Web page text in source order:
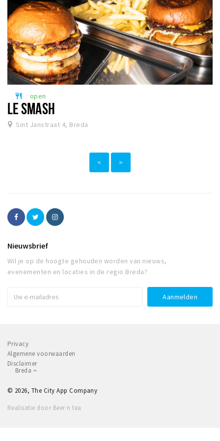
restaurant open
LE SMASH
Sint Janstraat 4, Breda
< >
Nieuwsbrief
Wil je op de hoogte gehouden worden van nieuws,
evenementen en locaties in de regio Breda?
Privacy
Algemene voorwaarden
Disclaimer
Breda
© 2026, The City App Company
Realisatie door Beer n tea